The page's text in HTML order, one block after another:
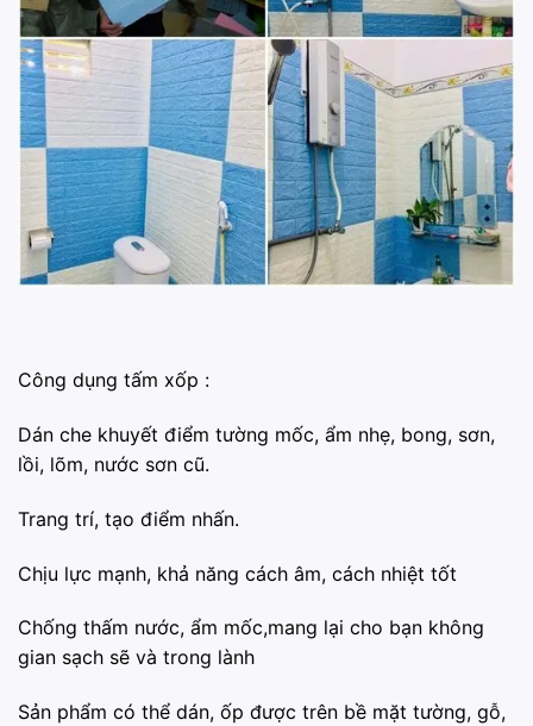
Công dụng tấm xốp :
️Dán che khuyết điểm tường mốc, ẩm nhẹ, bong, sơn,
lồi, lõm, nước sơn cũ.
️Trang trí, tạo điểm nhấn.
️Chịu lực mạnh, khả năng cách âm, cách nhiệt tốt
️Chống thấm nước, ẩm mốc,mang lại cho bạn không
gian sạch sẽ và trong lành
️Sản phẩm có thể dán, ốp được trên bề mặt tường, gỗ,